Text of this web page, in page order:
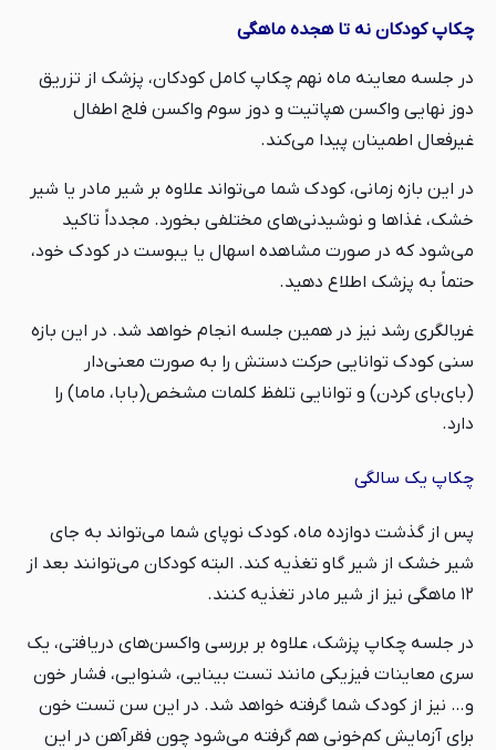
چکاپ کودکان نه تا هجده ماهگی
در جلسه معاینه ماه نهم چکاپ کامل کودکان، پزشک از تزریق
دوز نهایی واکسن هپاتیت و دوز سوم واکسن فلج اطفال
غیرفعال اطمینان پیدا می‌کند.
در این بازه زمانی، کودک شما می‌تواند علاوه بر شیر مادر یا شیر
خشک، غذاها و نوشیدنی‌های مختلفی بخورد. مجدداً تاکید
می‌شود که در صورت مشاهده اسهال یا یبوست در کودک خود،
حتماً به پزشک اطلاع دهید.
غربالگری رشد نیز در همین جلسه انجام خواهد شد. در این بازه
سنی کودک توانایی حرکت دستش را به صورت معنی‌دار
(بای‌بای کردن) و توانایی تلفظ کلمات مشخص(بابا، ماما) را
دارد.
چکاپ یک سالگی
پس از گذشت دوازده ماه، کودک نوپای شما می‌تواند به جای
شیر خشک از شیر گاو تغذیه کند. البته کودکان می‌توانند بعد از
۱۲ ماهگی نیز از شیر مادر تغذیه کنند.
در جلسه چکاپ پزشک، علاوه بر بررسی واکسن‌های دریافتی، یک
سری معاینات فیزیکی مانند تست بینایی، شنوایی، فشار خون
و… نیز از کودک شما گرفته خواهد شد. در این سن تست خون
برای آزمایش کم‌خونی هم گرفته می‌شود چون فقرآهن در این